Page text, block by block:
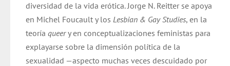
diversidad de la vida erótica. Jorge N. Reitter se apoya
en Michel Foucault y los Lesbian & Gay Studies, en la
teoría queery en conceptualizaciones feministas para
explayarse sobre la dimensión política de la
sexualidad —aspecto muchas veces descuidado por